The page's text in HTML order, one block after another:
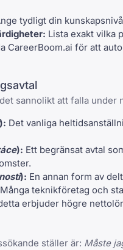
tydligt din
Lista exakt vilka
CareerBoom.ai för att
sannolikt att falla under
): Det vanliga
): Ett begränsat avtal
): En annan form av
Många teknikföretag och
erbjuder högre
ställer är: Måste